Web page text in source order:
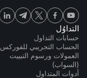
التداوُل
حسابات التداول
الحساب التجريبي للفوركس
العمولات ورسوم التبييت
(السواب)
أدوات المتداول